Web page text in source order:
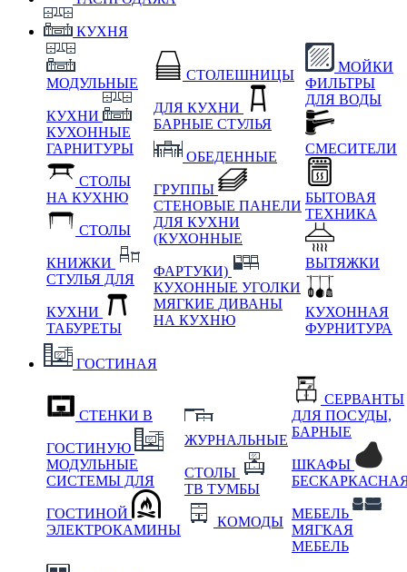
КУХНЯ
МОДУЛЬНЫЕ
КУХНИ
КУХОННЫЕ
ГАРНИТУРЫ
СТОЛЫ
НА КУХНЮ
СТОЛЫ
КНИЖКИ
СТУЛЬЯ ДЛЯ
КУХНИ
ТАБУРЕТЫ
СТОЛЕШНИЦЫ
ДЛЯ КУХНИ
БАРНЫЕ СТУЛЬЯ
ОБЕДЕННЫЕ
ГРУППЫ
СТЕНОВЫЕ ПАНЕЛИ
ДЛЯ КУХНИ
(КУХОННЫЕ
ФАРТУКИ)
КУХОННЫЕ УГОЛКИ
МЯГКИЕ ДИВАНЫ
НА КУХНЮ
МОЙКИ
ФИЛЬТРЫ
ДЛЯ ВОДЫ
СМЕСИТЕЛИ
БЫТОВАЯ
ТЕХНИКА
ВЫТЯЖКИ
КУХОННАЯ
ФУРНИТУРА
ГОСТИНАЯ
СТЕНКИ В
ГОСТИНУЮ
МОДУЛЬНЫЕ
СИСТЕМЫ ДЛЯ
ГОСТИНОЙ
ЭЛЕКТРОКАМИНЫ
ЖУРНАЛЬНЫЕ
СТОЛЫ
ТВ ТУМБЫ
КОМОДЫ
СЕРВАНТЫ
ДЛЯ ПОСУДЫ,
БАРНЫЕ
ШКАФЫ
МЕБЕЛЬ
МЯГКАЯ
МЕБЕЛЬ